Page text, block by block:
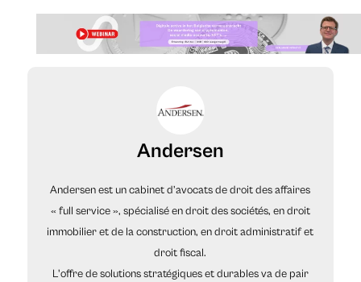
Andersen
Andersen est un cabinet d’avocats de droit des affaires
« full service », spécialisé en droit des sociétés, en droit
immobilier et de la construction, en droit administratif et
droit fiscal.
L'offre de solutions stratégiques et durables va de pair